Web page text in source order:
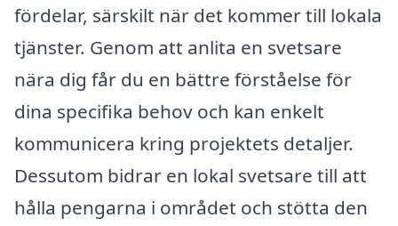
fördelar, särskilt när det kommer till lokala
tjänster. Genom att anlita en svetsare
nära dig får du en bättre förståelse för
dina specifika behov och kan enkelt
kommunicera kring projektets detaljer.
Dessutom bidrar en lokal svetsare till att
hålla pengarna i området och stötta den